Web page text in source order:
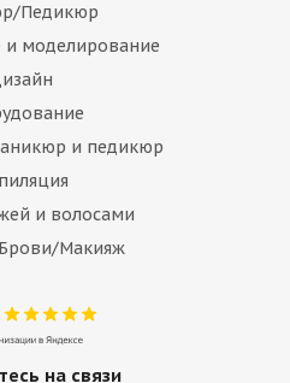
Педикюр
моделирование
и педикюр
и волосами
Макияж
на связи